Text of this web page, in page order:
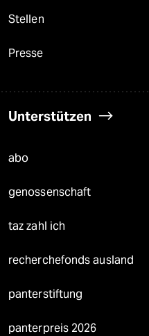
Stellen
Presse
Unterstützen
abo
genossenschaft
taz zahl ich
recherchefonds ausland
panterstiftung
panterpreis 2026